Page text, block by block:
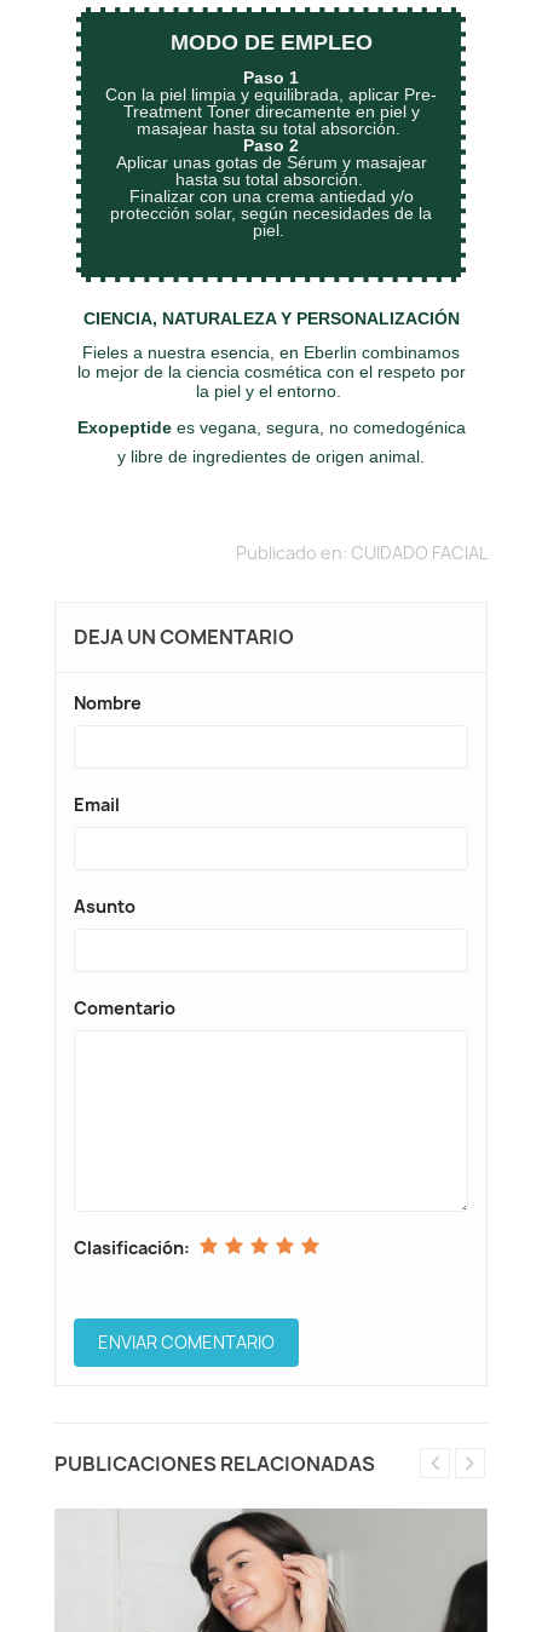
MODO DE EMPLEO
Paso 1
Con la piel limpia y equilibrada, aplicar Pre-
Treatment Toner direcamente en piel y
masajear hasta su total absorción.
Paso 2
Aplicar unas gotas de Sérum y masajear
hasta su total absorción.
Finalizar con una crema antiedad y/o
protección solar, según necesidades de la
piel.
CIENCIA, NATURALEZA Y PERSONALIZACIÓN
Fieles a nuestra esencia, en Eberlin combinamos
lo mejor de la ciencia cosmética con el respeto por
la piel y el entorno.
Exopeptidees vegana, segura, no comedogénica
y libre de ingredientes de origen animal.
Publicado en: CUIDADO FACIAL
DEJA UN COMENTARIO
Nombre
Email
Asunto
Comentario
Clasificación:
PUBLICACIONES RELACIONADAS